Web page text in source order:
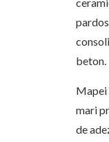
beton.
Mapei
mari
de